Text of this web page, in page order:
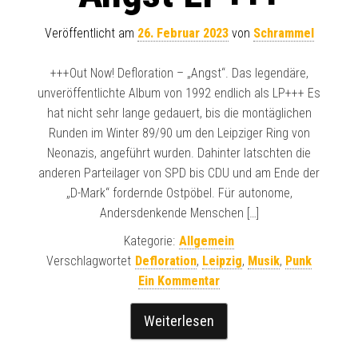
Veröffentlicht am 26. Februar 2023von Schrammel
+++Out Now! Defloration – „Angst“. Das legendäre,
unveröffentlichte Album von 1992 endlich als LP+++ Es
hat nicht sehr lange gedauert, bis die montäglichen
Runden im Winter 89/90 um den Leipziger Ring von
Neonazis, angeführt wurden. Dahinter latschten die
anderen Parteilager von SPD bis CDU und am Ende der
„D-Mark“ fordernde Ostpöbel. Für autonome,
Andersdenkende Menschen […]
Kategorie: Allgemein
Verschlagwortet Defloration, Leipzig, Musik, Punk
Ein Kommentar
Weiterlesen